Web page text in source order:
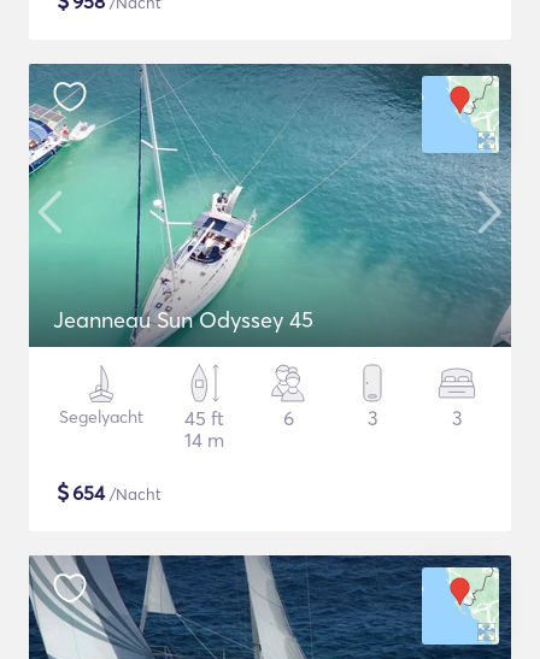
Jeanneau Sun Odyssey 45
Segelyacht
45 ft
14 m
6 3 3
$654/Nacht